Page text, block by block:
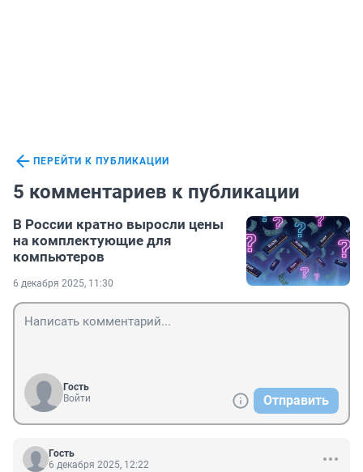
ПЕРЕЙТИ К ПУБЛИКАЦИИ
5 комментариев к публикации
В России кратно выросли цены
на комплектующие для
компьютеров
6 декабря 2025, 11:30
Гость
Войти
Отправить
Гость
6 декабря 2025, 12:22